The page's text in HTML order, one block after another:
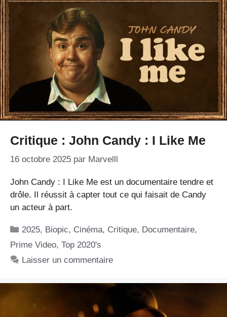
Critique : John Candy : I Like Me
16 octobre 2025 par Marvelll
John Candy : I Like Me est un documentaire tendre et
drôle. Il réussit à capter tout ce qui faisait de Candy
un acteur à part.
Catégories
2025, Biopic, Cinéma, Critique, Documentaire,
Prime Video, Top 2020's
Laisser un commentaire